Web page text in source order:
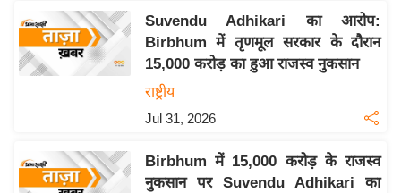
मि
सा
ल
सा
ल
Suvendu Adhikari का आरोप:
Birbhum में तृणमूल सरकार के दौरान
15,000 करोड़ का हुआ राजस्व नुकसान
राष्ट्रीय
Jul 31, 2026
Birbhum में 15,000 करोड़ के राजस्व
नुकसान पर Suvendu Adhikari का